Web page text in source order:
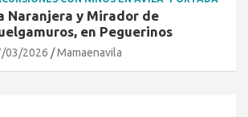
Naranjera y Mirador de
en Peguerinos
03/2026 Mamaenavila